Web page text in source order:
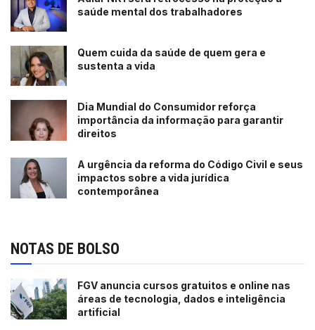
saúde mental dos trabalhadores
Quem cuida da saúde de quem gera e
sustenta a vida
Dia Mundial do Consumidor reforça
importância da informação para garantir
direitos
A urgência da reforma do Código Civil e seus
impactos sobre a vida jurídica
contemporânea
NOTAS DE BOLSO
FGV anuncia cursos gratuitos e online nas
áreas de tecnologia, dados e inteligência
artificial